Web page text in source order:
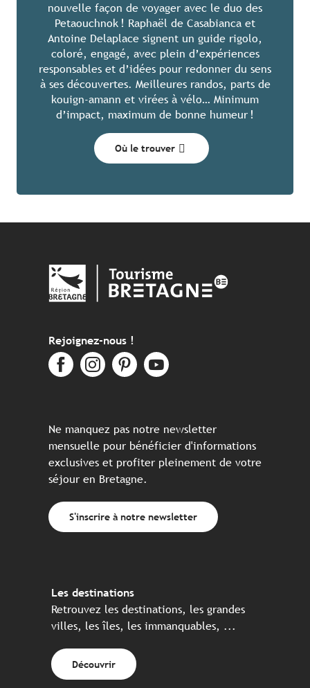
nouvelle façon de voyager avec le duo des
Petaouchnok ! Raphaël de Casabianca et
Antoine Delaplace signent un guide rigolo,
coloré, engagé, avec plein d’expériences
responsables et d’idées pour redonner du sens
à ses découvertes. Meilleures randos, parts de
kouign-amann et virées à vélo… Minimum
d’impact, maximum de bonne humeur !
Où le trouver
Rejoignez-nous !
Ne manquez pas notre newsletter
mensuelle pour bénéficier d'informations
exclusives et profiter pleinement de votre
séjour en Bretagne.
S'inscrire à notre newsletter
Les destinations
Retrouvez les destinations, les grandes
villes, les îles, les immanquables, ...
Découvrir